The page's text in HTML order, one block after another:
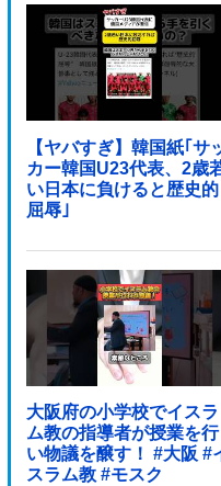
【ヤバすぎ】韓国紙｢サ
カー韓国U23代表、2歳
い日本に負けると歴史的
屈辱｣
大阪府の小学校でイスラ
ム教の指導者が授業を行
い物議を醸す！ #大阪 #イ
スラム教 #モスク